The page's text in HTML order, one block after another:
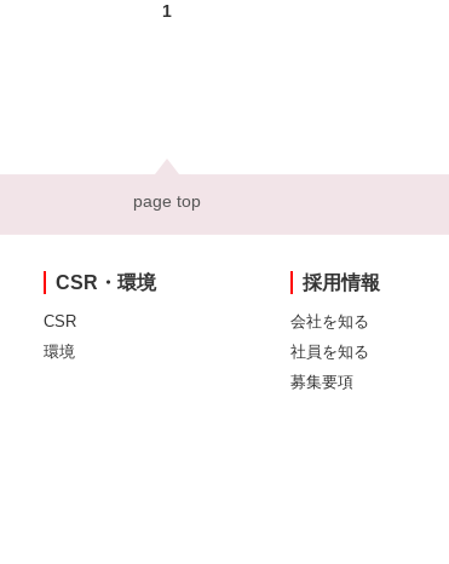
1
page top
CSR・環境
CSR
環境
採用情報
会社を知る
社員を知る
募集要項